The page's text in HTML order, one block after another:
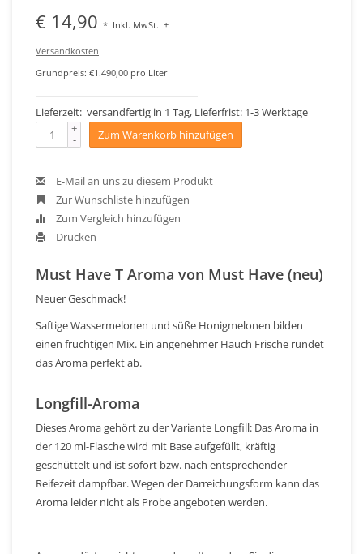
€ 14,90 * Inkl. MwSt. +
Versandkosten
Grundpreis: €1.490,00 pro Liter
Lieferzeit: versandfertig in 1 Tag, Lieferfrist: 1-3 Werktage
+
- Zum Warenkorb hinzufügen
E-Mail an uns zu diesem Produkt
Zur Wunschliste hinzufügen
Zum Vergleich hinzufügen
Drucken
Must Have T Aroma von Must Have (neu)
Neuer Geschmack!
Saftige Wassermelonen und süße Honigmelonen bilden
einen fruchtigen Mix. Ein angenehmer Hauch Frische rundet
das Aroma perfekt ab.
Longfill-Aroma
Dieses Aroma gehört zu der Variante Longfill: Das Aroma in
der 120 ml-Flasche wird mit Base aufgefüllt, kräftig
geschüttelt und ist sofort bzw. nach entsprechender
Reifezeit dampfbar. Wegen der Darreichungsform kann das
Aroma leider nicht als Probe angeboten werden.